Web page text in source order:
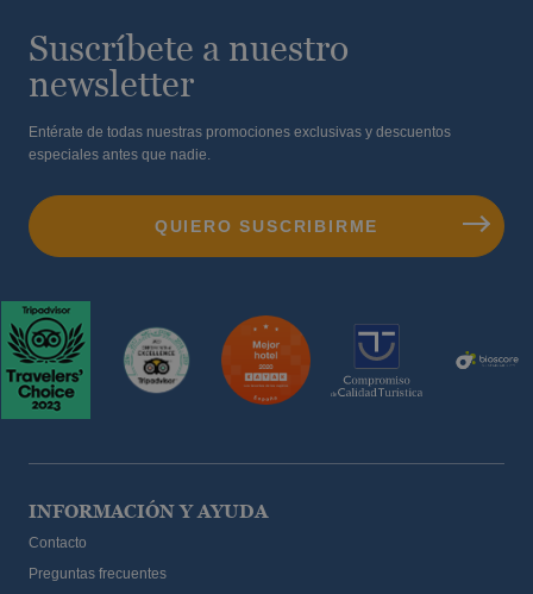
Suscríbete a nuestro
newsletter
Entérate de todas nuestras promociones exclusivas y descuentos
especiales antes que nadie.
INFORMACIÓN Y AYUDA
Contacto
Preguntas frecuentes